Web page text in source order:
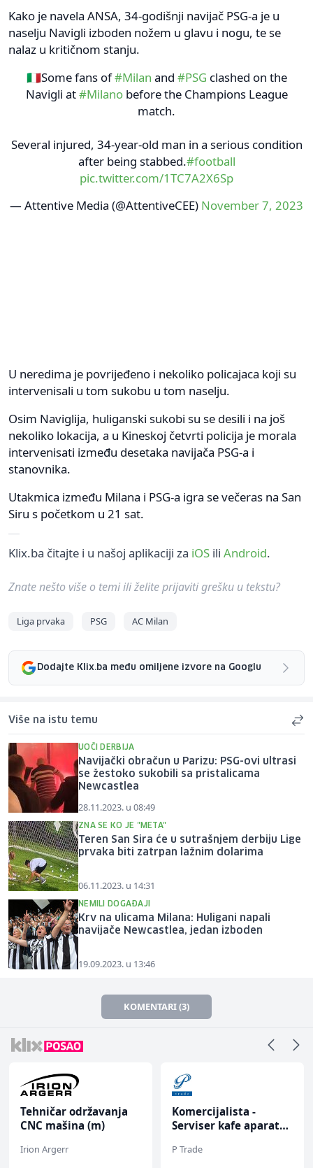
Kako je navela ANSA, 34-godišnji navijač PSG-a je u
naselju Navigli izboden nožem u glavu i nogu, te se
nalaz u kritičnom stanju.
🇮🇹Some fans of#Milan and #PSG clashed on the
Navigli at#Milanobefore the Champions League
match.
Several injured, 34-year-old man in a serious condition
after being stabbed.#football
pic.twitter.com/1TC7A2X6Sp
— Attentive Media (@AttentiveCEE) November 7, 2023
U neredima je povrijeđeno i nekoliko policajaca koji su
intervenisali u tom sukobu u tom naselju.
Osim Naviglija, huliganski sukobi su se desili i na još
nekoliko lokacija, a u Kineskoj četvrti policija je morala
intervenisati između desetaka navijača PSG-a i
stanovnika.
Utakmica između Milana i PSG-a igra se večeras na San
Siru s početkom u 21 sat.
Klix.ba čitajte i u našoj aplikaciji za iOS ili Android.
Znate nešto više o temi ili želite prijaviti grešku u tekstu?
Liga prvaka PSG AC Milan
Dodajte Klix.ba među omiljene izvore na Googlu
Više na istu temu
UOČI DERBIJA
Navijački obračun u Parizu: PSG-ovi ultrasi
se žestoko sukobili sa pristalicama
Newcastlea
28.11.2023. u 08:49
ZNA SE KO JE "META"
Teren San Sira će u sutrašnjem derbiju Lige
prvaka biti zatrpan lažnim dolarima
06.11.2023. u 14:31
NEMILI DOGAĐAJI
Krv na ulicama Milana: Huligani napali
navijače Newcastlea, jedan izboden
19.09.2023. u 13:46
KOMENTARI (3)
Tehničar održavanja
CNC mašina (m)
Irion Argerr
Komercijalista -
Serviser kafe aparata
P Trade